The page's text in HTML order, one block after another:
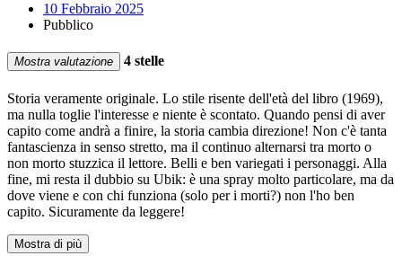
10 Febbraio 2025
Pubblico
Mostra valutazione 4 stelle
Storia veramente originale. Lo stile risente dell'età del libro (1969),
ma nulla toglie l'interesse e niente è scontato. Quando pensi di aver
capito come andrà a finire, la storia cambia direzione! Non c'è tanta
fantascienza in senso stretto, ma il continuo alternarsi tra morto o
non morto stuzzica il lettore. Belli e ben variegati i personaggi. Alla
fine, mi resta il dubbio su Ubik: è una spray molto particolare, ma da
dove viene e con chi funziona (solo per i morti?) non l'ho ben
capito. Sicuramente da leggere!
Mostra di più